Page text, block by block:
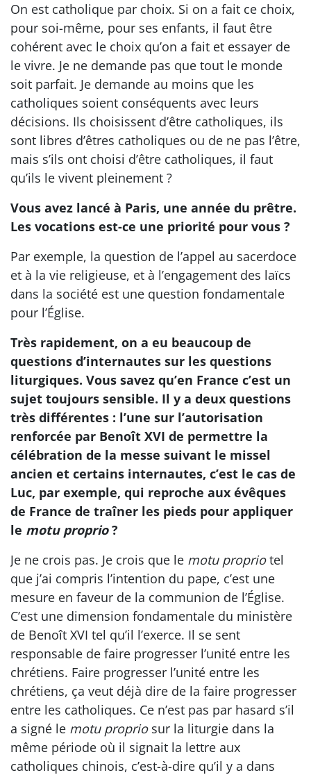
On est catholique par choix. Si on a fait ce choix,
pour soi-même, pour ses enfants, il faut être
cohérent avec le choix qu’on a fait et essayer de
le vivre. Je ne demande pas que tout le monde
soit parfait. Je demande au moins que les
catholiques soient conséquents avec leurs
décisions. Ils choisissent d’être catholiques, ils
sont libres d’êtres catholiques ou de ne pas l’être,
mais s’ils ont choisi d’être catholiques, il faut
qu’ils le vivent pleinement ?
Vous avez lancé à Paris, une année du prêtre.
Les vocations est-ce une priorité pour vous ?
Par exemple, la question de l’appel au sacerdoce
et à la vie religieuse, et à l’engagement des laïcs
dans la société est une question fondamentale
pour l’Église.
Très rapidement, on a eu beaucoup de
questions d’internautes sur les questions
liturgiques. Vous savez qu’en France c’est un
sujet toujours sensible. Il y a deux questions
très différentes : l’une sur l’autorisation
renforcée par Benoît XVI de permettre la
célébration de la messe suivant le missel
ancien et certains internautes, c’est le cas de
Luc, par exemple, qui reproche aux évêques
de France de traîner les pieds pour appliquer
le motu proprio?
Je ne crois pas. Je crois que le motu propriotel
que j’ai compris l’intention du pape, c’est une
mesure en faveur de la communion de l’Église.
C’est une dimension fondamentale du ministère
de Benoît XVI tel qu’il l’exerce. Il se sent
responsable de faire progresser l’unité entre les
chrétiens. Faire progresser l’unité entre les
chrétiens, ça veut déjà dire de la faire progresser
entre les catholiques. Ce n’est pas par hasard s’il
a signé le motu propriosur la liturgie dans la
même période où il signait la lettre aux
catholiques chinois, c’est-à-dire qu’il y a dans